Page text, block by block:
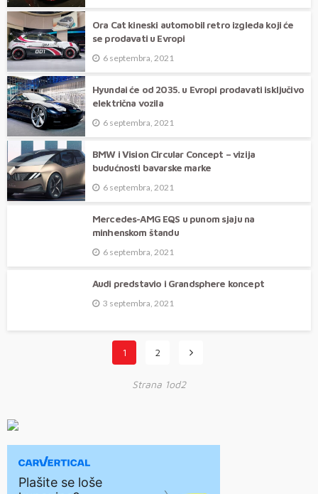
Ora Cat kineski automobil retro izgleda koji će
se prodavati u Evropi
6 septembra, 2021
Hyundai će od 2035. u Evropi prodavati isključivo
električna vozila
6 septembra, 2021
BMW i Vision Circular Concept – vizija
budućnosti bavarske marke
6 septembra, 2021
Mercedes-AMG EQS u punom sjaju na
minhenskom štandu
6 septembra, 2021
Audi predstavio i Grandsphere koncept
3 septembra, 2021
1 2
Strana 1od2